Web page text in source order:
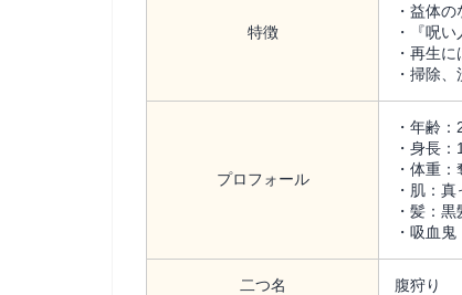
特徴
・益体
・『呪
・再生
・掃除
プロフォール
・年齢
・身長
・体重
・肌：真
・髪：
・吸血
二つ名 腹狩り